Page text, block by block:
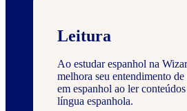
Leitura
Ao estudar espanhol na
melhora seu entendimento de
em espanhol ao ler
língua espanhola.